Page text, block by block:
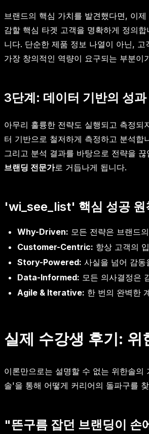
브랜드의 핵심 가치를 발견했다면, 이
감할 핵심 타겟 고객을 명확하게 정의
니다. 단순한 제품 정보 나열이 아닌,
가장 창의적인 역량이 요구되는 부분이
3단계: 데이터 기반의 성
아무리 훌륭한 전략도 실행되고 측정
터 기반으로 철저하게 측정하고 분석
그리고 분석 결과를 바탕으로 전략을
브랜딩 전문가로 거듭나게 됩니다.
'wi_see_list' 핵심 성공 원
Why-Driven: 모든 전략은 브랜드
Customer-Centric: 항상 고객의
Story-Powered: 사실을 넘어 감동
Data-Informed: 모든 의사결정은
Agile & Iterative: 한 번의 완벽한
실제 수강생 후기: 위
이론만으로는 설명할 수 없는 위한솔
솔'을 통해 어떻게 커리어의 돌파구를
"뜬구름 잡던 브랜딩이 손